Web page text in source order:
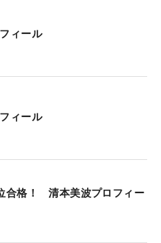
ィール
ィール
合格！ 清本美波プロフィー